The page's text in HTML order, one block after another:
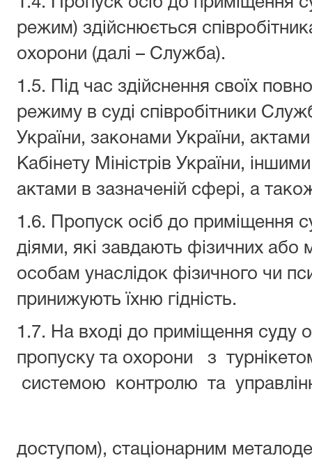
режим) здійснюється
охорони (далі – Служба).
1.5. Під час здійснення своїх
режиму в суді співробітники
України, законами України,
Кабінету Міністрів України,
актами в зазначеній сфері, а
1.6. Пропуск осіб до приміщення
діями, які завдають фізичних
особам унаслідок фізичного чи
принижують їхню гідність.
1.7. На вході до приміщення суду
пропуску та охорони з
системою контролю та
доступом), стаціонарним